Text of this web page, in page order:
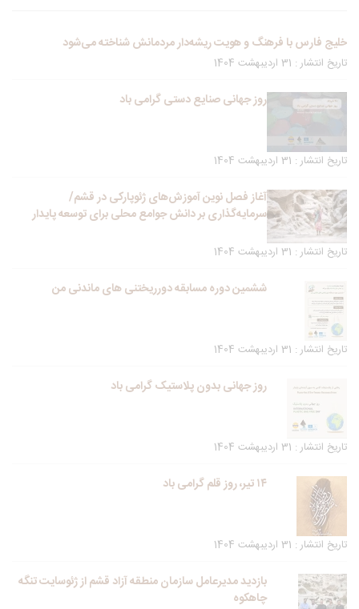
خلیج فارس با فرهنگ و هویت ریشه‌دار مردمانش شناخته می‌شود
تاریخ انتشار : 31 اردیبهشت 1404
روز جهانی صنایع دستی گرامی باد
تاریخ انتشار : 31 اردیبهشت 1404
آغاز فصل نوین آموزش‌های ژئوپارکی در قشم/
سرمایه‌گذاری بر دانش جوامع محلی برای توسعه پایدار
تاریخ انتشار : 31 اردیبهشت 1404
ششمین دوره مسابقه دورریختنی های ماندنی من
تاریخ انتشار : 31 اردیبهشت 1404
روز جهانی بدون پلاستیک گرامی باد
تاریخ انتشار : 31 اردیبهشت 1404
۱۴ تیر، روز قلم گرامی باد
تاریخ انتشار : 31 اردیبهشت 1404
بازدید مدیرعامل سازمان منطقه آزاد قشم از ژئوسایت تنگه
چاهکوه